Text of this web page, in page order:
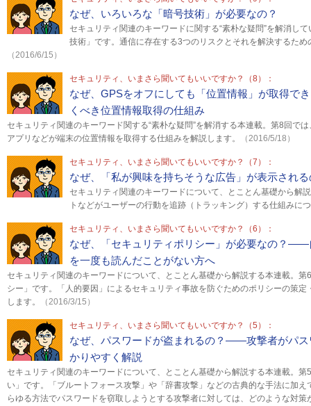
なぜ、いろいろな「暗号技術」が必要なの？
セキュリティ関連のキーワードに関する“素朴な疑問”を解消し
技術」です。通信に存在する3つのリスクとそれを解決するた
（2016/6/15）
セキュリティ、いまさら聞いてもいいですか？（8）：
なぜ、GPSをオフにしても「位置情報」が取得
くべき位置情報取得の仕組み
セキュリティ関連のキーワード関する“素朴な疑問”を解消する本連載。第8回で
アプリなどが端末の位置情報を取得する仕組みを解説します。
（2016/5/18）
セキュリティ、いまさら聞いてもいいですか？（7）：
なぜ、「私が興味を持ちそうな広告」が表示され
セキュリティ関連のキーワードについて、とことん基礎から解
トなどがユーザーの行動を追跡（トラッキング）する仕組みに
セキュリティ、いまさら聞いてもいいですか？（6）：
なぜ、「セキュリティポリシー」が必要なの？――
を一度も読んだことがない方へ
セキュリティ関連のキーワードについて、とことん基礎から解説する本連載。
シー」です。「人的要因」によるセキュリティ事故を防ぐためのポリシーの策
します。
（2016/3/15）
セキュリティ、いまさら聞いてもいいですか？（5）：
なぜ、パスワードが盗まれるの？――攻撃者がパス
かりやすく解説
セキュリティ関連のキーワードについて、とことん基礎から解説する本連載。
い」です。「ブルートフォース攻撃」や「辞書攻撃」などの古典的な手法に加
らゆる方法でパスワードを窃取しようとする攻撃者に対しては、どのような対